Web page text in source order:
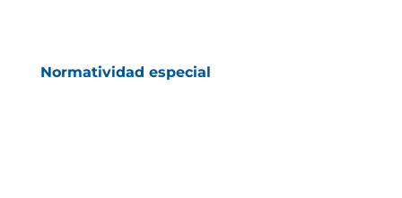
Normatividad especial